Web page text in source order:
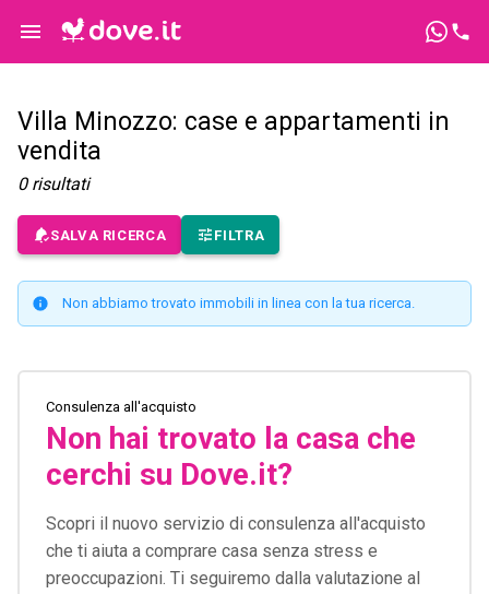
Villa Minozzo: case e appartamenti in
vendita
0 risultati
SALVA RICERCA FILTRA
Non abbiamo trovato immobili in linea con la tua ricerca.
Consulenza all'acquisto
Non hai trovato la casa che
cerchi su Dove.it?
Scopri il nuovo servizio di consulenza all'acquisto
che ti aiuta a comprare casa senza stress e
preoccupazioni. Ti seguiremo dalla valutazione al